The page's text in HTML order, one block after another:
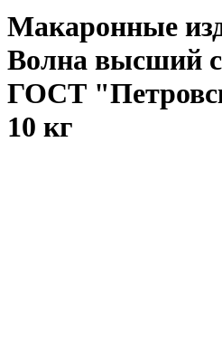
Макаронные
Волна высший
ГОСТ
10 кг